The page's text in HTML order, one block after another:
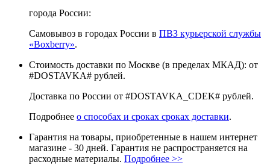
города России:
Самовывоз в городах России в ПВЗ курьерской службы
«Boxberry».
Стоимость доставки по Москве (в пределах МКАД): от
#DOSTAVKA# рублей.
Доставка по России от #DOSTAVKA_CDEK# рублей.
Подробнее о способах и сроках сроках доставки.
Гарантия на товары, приобретенные в нашем интернет
магазине - 30 дней. Гарантия не распространяется на
расходные материалы. Подробнее >>